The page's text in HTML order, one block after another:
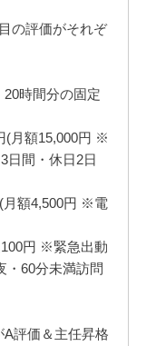
の評価がそれぞ
20時間分の固定
(月額15,000円 ※
日間・休日2日
月額4,500円 ※電
円 ※緊急出動
・60分未満訪問
A評価＆主任昇格